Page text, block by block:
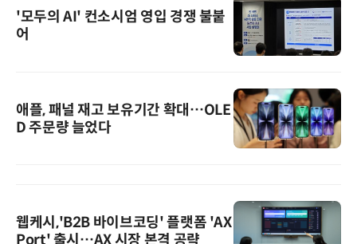
'모두의 AI' 컨소시엄 영입 경쟁 불붙
어
애플, 패널 재고 보유기간 확대…OLE
D 주문량 늘었다
웹케시,'B2B 바이브코딩' 플랫폼 'AX
Port' 출시…AX 시장 본격 공략